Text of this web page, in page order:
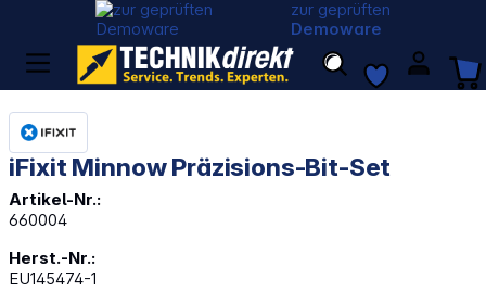
zur geprüften
Demoware
iFixit Minnow Präzisions-Bit-Set
Artikel-Nr.:
660004
Herst.-Nr.:
EU145474-1